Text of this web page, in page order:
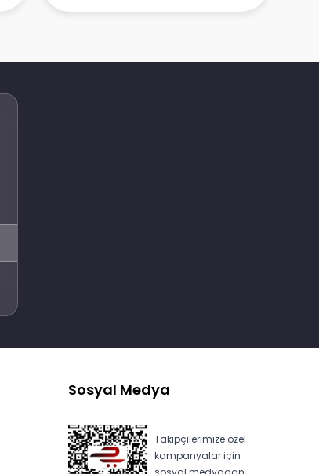
Sosyal Medya
Takipçilerimize özel
kampanyalar için